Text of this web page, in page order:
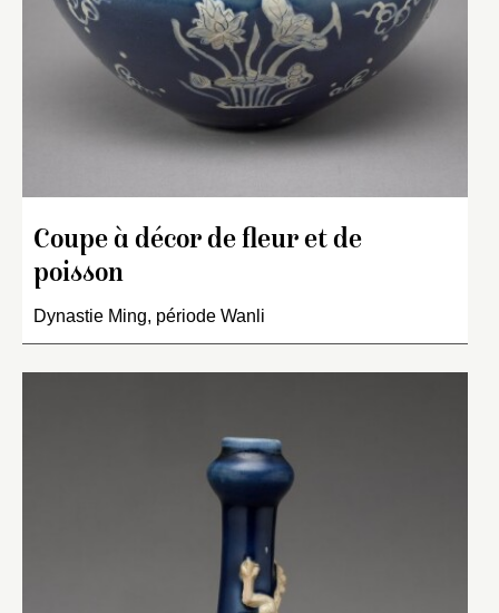
Coupe à décor de fleur et de
poisson
Dynastie Ming, période Wanli